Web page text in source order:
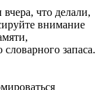
что делали,
внимание
запаса.